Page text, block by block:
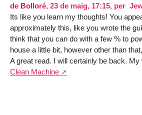
de Bolloré, 23 de maig, 17:15, per
Its like you learn my thoughts! You
approximately this, like you wrote the
think that you can do with a few % to
house a little bit, however other than
A great read. I will certainly be back. My
Clean Machine